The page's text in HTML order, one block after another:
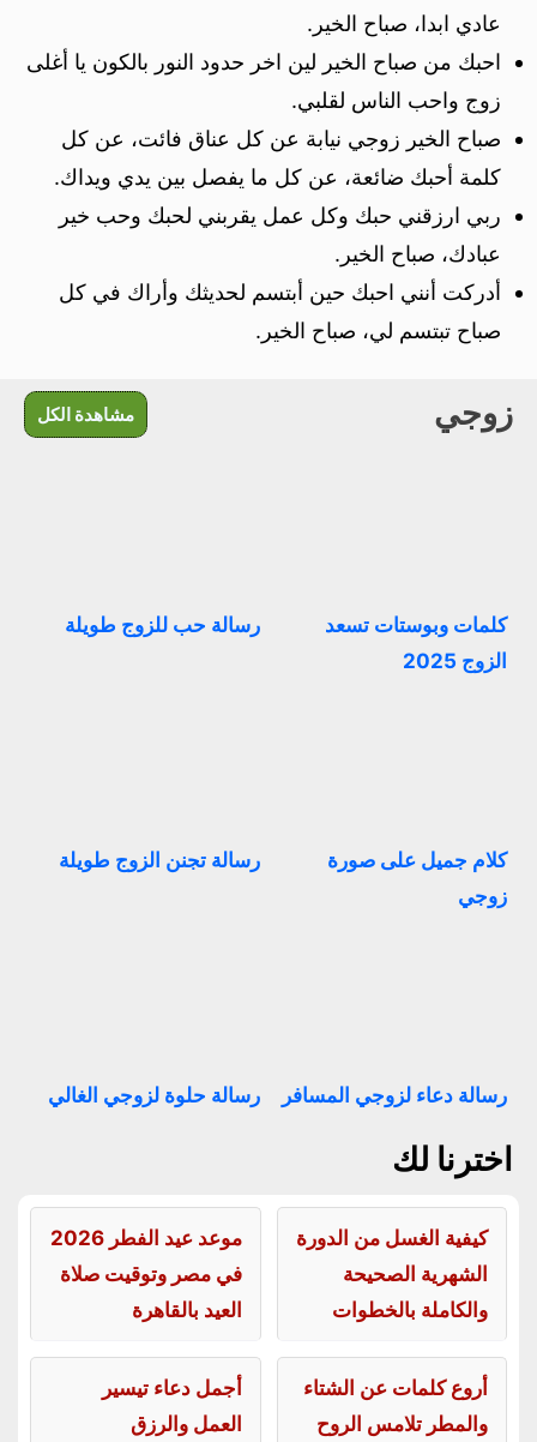
عادي ابدا، صباح الخير.
احبك من صباح الخير لين اخر حدود النور بالكون يا أغلى
زوج واحب الناس لقلبي.
صباح الخير زوجي نيابة عن كل عناق فائت، عن كل
كلمة أحبك ضائعة، عن كل ما يفصل بين يدي ويداك.
ربي ارزقني حبك وكل عمل يقربني لحبك وحب خير
عبادك، صباح الخير.
أدركت أنني احبك حين أبتسم لحديثك وأراك في كل
صباح تبتسم لي، صباح الخير.
زوجي مشاهدة الكل
كلمات وبوستات تسعد
الزوج 2025
رسالة حب للزوج طويلة
كلام جميل على صورة
زوجي
رسالة تجنن الزوج طويلة
رسالة دعاء لزوجي المسافر رسالة حلوة لزوجي الغالي
اخترنا لك
كيفية الغسل من الدورة
الشهرية الصحيحة
والكاملة بالخطوات
موعد عيد الفطر 2026
في مصر وتوقيت صلاة
العيد بالقاهرة
أروع كلمات عن الشتاء
والمطر تلامس الروح
أجمل دعاء تيسير
العمل والرزق